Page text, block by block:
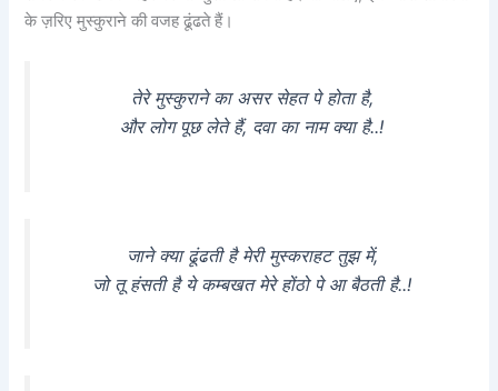
के ज़रिए मुस्कुराने की वजह ढूंढते हैं।
तेरे मुस्कुराने का असर सेहत पे होता है,
और लोग पूछ लेते हैं, दवा का नाम क्या है..!
जाने क्या ढूंढती है मेरी मुस्कराहट तुझ में,
जो तू हंसती है ये कम्बखत मेरे होंठो पे आ बैठती है..!